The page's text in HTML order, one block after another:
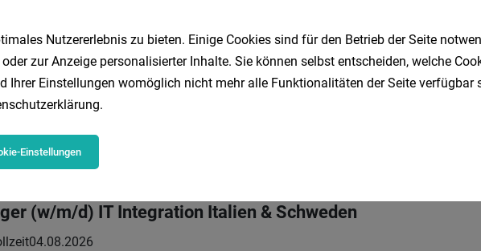
SAP FI/CO (f/m/d)
02.08.2026
(w/m/d) IT Integration Italien & Schweden
04.08.2026
Nutzererlebnis zu bieten. Einige Cookies sind für den Betrieb der Seite
zur Anzeige personalisierter Inhalte. Sie können selbst entscheiden, welche
Ihrer Einstellungen womöglich nicht mehr alle Funktionalitäten der Seite verfügbar
.
Einstellungen